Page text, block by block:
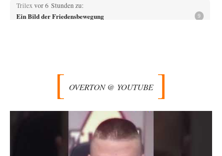
Trilex vor 6 Stunden zu:
Ein Bild der Friedensbewegung 9
vor 9 Stunden zu:
Geheimhaltung
Der Deep-State braucht Feinde wie ein Fisch das Wasser. Und nichts
erschafft bessere Feinde als…
Ferdinand Wohlgewiehert
vor 9 Stunden zu:
OVERTON @ YOUTUBE